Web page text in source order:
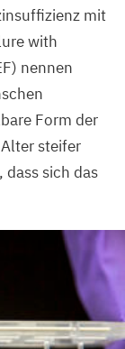
mit
with
nennen
Form der
steifer
sich das